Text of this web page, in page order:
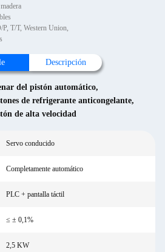
T/T, Western Union,
Descripción
del pistón automático,
de refrigerante anticongelante,
de alta velocidad
Servo conducido
Completamente automático
PLC + pantalla táctil
≤ ± 0,1%
2,5 KW